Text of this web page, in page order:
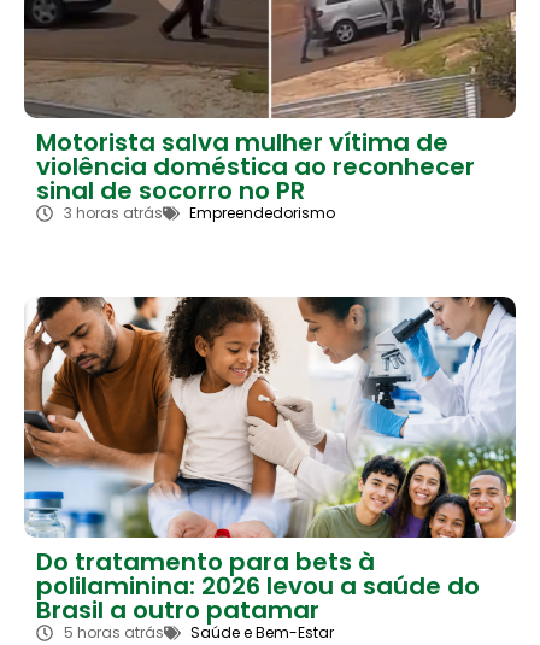
Motorista salva mulher vítima de
violência doméstica ao reconhecer
sinal de socorro no PR
3 horas atrás Empreendedorismo
Do tratamento para bets à
polilaminina: 2026 levou a saúde do
Brasil a outro patamar
5 horas atrás Saúde e Bem-Estar